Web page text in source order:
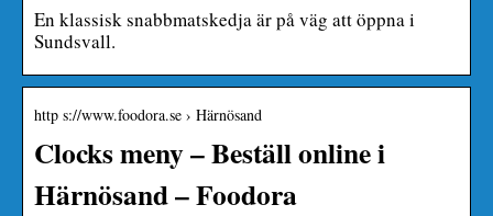
En klassisk snabbmatskedja är på väg att öppna i
Sundsvall.
http s://www.foodora.se › Härnösand
Clocks meny – Beställ online i
Härnösand – Foodora